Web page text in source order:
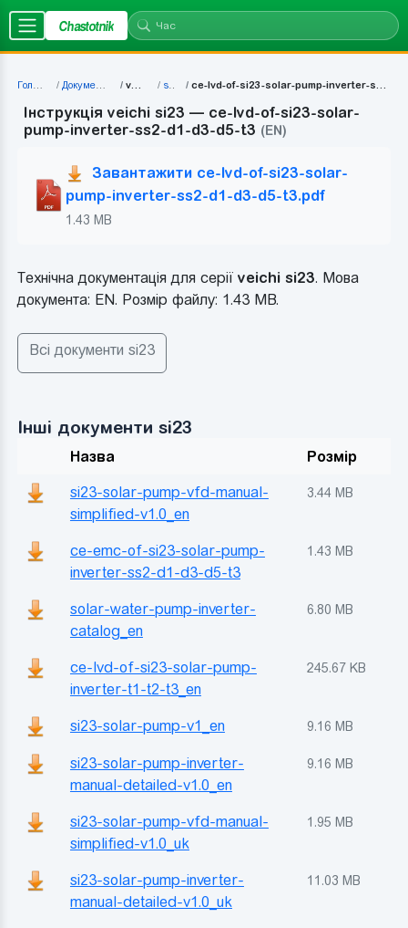
Chastotnik
Документація veichi si23 ce-lvd-of-si23-solar-pump-inverter-ss2-d1-d3-d5-t3
Інструкція veichi si23 — ce-lvd-of-si23-solar-
pump-inverter-ss2-d1-d3-d5-t3 (EN)
Завантажити ce-lvd-of-si23-solar-
pump-inverter-ss2-d1-d3-d5-t3.pdf
1.43 MB
Технічна документація для серії veichi si23. Мова
документа: EN. Розмір файлу: 1.43 MB.
Всі документи si23
Інші документи si23
Назва Розмір
si23-solar-pump-vfd-manual-
simplified-v1.0_en
3.44 MB
ce-emc-of-si23-solar-pump-
inverter-ss2-d1-d3-d5-t3
1.43 MB
solar-water-pump-inverter-
catalog_en
6.80 MB
ce-lvd-of-si23-solar-pump-
inverter-t1-t2-t3_en
245.67 KB
si23-solar-pump-v1_en 9.16 MB
si23-solar-pump-inverter-
manual-detailed-v1.0_en
9.16 MB
si23-solar-pump-vfd-manual-
simplified-v1.0_uk
1.95 MB
si23-solar-pump-inverter-
manual-detailed-v1.0_uk
11.03 MB